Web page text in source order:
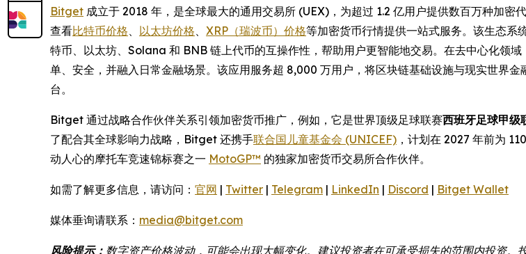
Bitget 成立于 2018 年，是全球最大的通用交易所 (UEX)，为超过 1.2 亿用户提供数百万种加
查看比特币价格 以太坊价格 XRP（瑞波币）价格等加密货币行情提供一站式服务。该生态系
特币、以太坊、Solana 和 BNB 链上代币的互操作性，帮助用户更智能地交易。在去中心化领域
单、安全，并融入日常金融场景。该应用服务超 8,000 万用户，将区块链基础设施与现实世界
台。
Bitget 通过战略合作伙伴关系引领加密货币推广，例如，它是世界顶级足球联赛西班牙足球甲
了配合其全球影响力战略，Bitget 还携手联合国儿童基金会 (UNICEF) ，计划在 2027 年前为
动人心的摩托车竞速锦标赛之一 MotoGP™ 的独家加密货币交易所合作伙伴。
如需了解更多信息，请访问： 官网 | Twitter | Telegram | LinkedIn | Discord | Bitget Wallet
媒体垂询请联系： media@bitget.com
风险提示： 数字资产价格波动，可能会出现大幅变化。建议投资者在可承受损失的范围内投资